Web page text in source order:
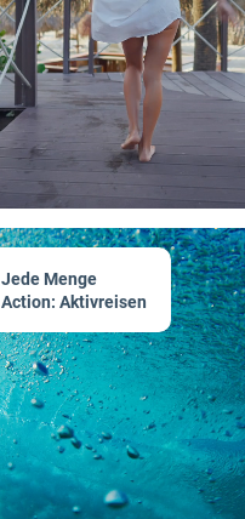
Jede Menge
Action: Aktivreisen